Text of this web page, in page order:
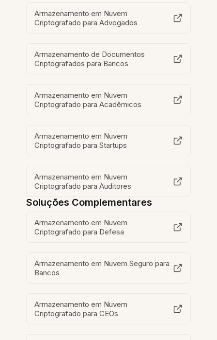
Armazenamento em Nuvem
Criptografado para Advogados
Armazenamento de Documentos
Criptografados para Bancos
Armazenamento em Nuvem
Criptografado para Acadêmicos
Armazenamento em Nuvem
Criptografado para Startups
Armazenamento em Nuvem
Criptografado para Auditores
Soluções Complementares
Armazenamento em Nuvem
Criptografado para Defesa
Armazenamento em Nuvem Seguro para
Bancos
Armazenamento em Nuvem
Criptografado para CEOs